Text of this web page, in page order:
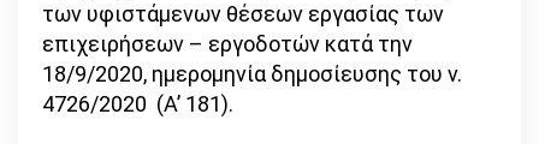
των υφιστάμενων θέσεων εργασίας των
επιχειρήσεων – εργοδοτών κατά την
18/9/2020, ημερομηνία δημοσίευσης του ν.
4726/2020 (Α’ 181).